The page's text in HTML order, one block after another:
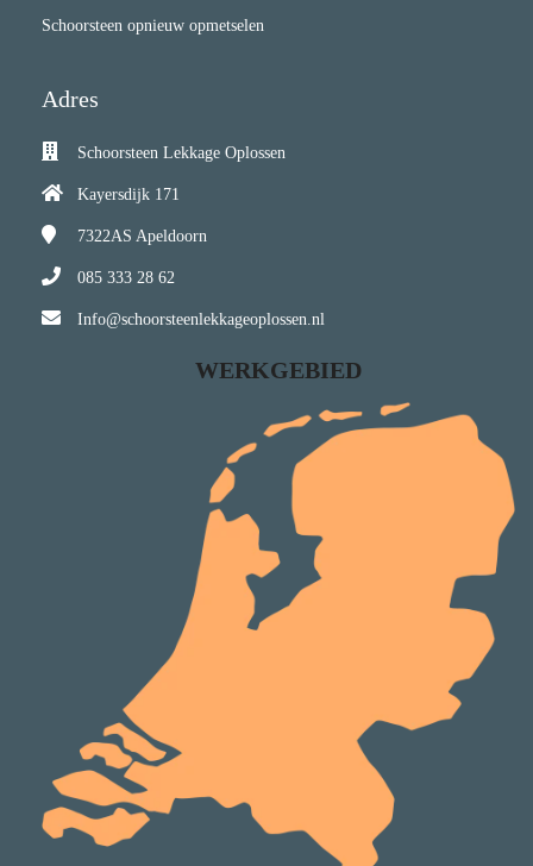
Schoorsteen opnieuw opmetselen
Adres
Schoorsteen Lekkage Oplossen
Kayersdijk 171
7322AS Apeldoorn
085 333 28 62
Info@schoorsteenlekkageoplossen.nl
WERKGEBIED